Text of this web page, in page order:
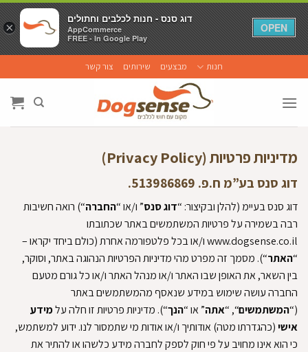
to
content
חנות מבצעים שירותים צור קשר
מדיניות פרטיות (Privacy Policy)
דוג סנס בע”מ ח.פ. 513986869 .
דוג סנס בעיימ (להלן ובקיצור: “דוג סנס” ו/או “החברה“) רואה חשיבות
רבה בשמירה על פרטיות המשתמשים באתר שכתובתו
www.dogsense.co.il ו/או בכל פלטפורמה אחרת (כולם ביחד יקראו –
“האתר“)
. מסמך זה מפרט מהי מדיניות הפרטיות הנהוגה באתר, וסוקר,
בין השאר, את האופן שבו האתר ו/או מנהל האתר ו/או כל גורם מטעם
החברה עושה שימוש במידע שנאסף מהמשתמשים באתר
(“המשתמשים“, “אתה” או “הנך“)
. מדיניות פרטיות זו חלה עלמידע
אישי(כהגדרתו מטה) אודותיך ו/או אודות מי שתמסור לנו. ידוע למשתמש,
כי הוא אינו מחויב על פי חוק לספק לחברה מידע כלשהו או להתיר את
×
דוג סנס - חנות לכלבים וחתולים
AppCommerce
FREE - In Google Play
OPEN
×
דוג סנס - חנות לכלבים וחתולים
AppCommerce
FREE - In Google Play
OPEN